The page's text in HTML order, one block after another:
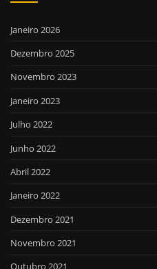
Janeiro 2026
Dezembro 2025
Novembro 2023
Janeiro 2023
Julho 2022
Junho 2022
Abril 2022
Janeiro 2022
Dezembro 2021
Novembro 2021